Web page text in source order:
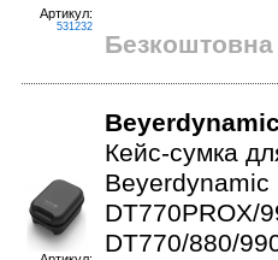
Артикул:
531232
Безкоштовна
Кейс-сумка
Beyerdynamic
DT770PROX/
DT770/880/